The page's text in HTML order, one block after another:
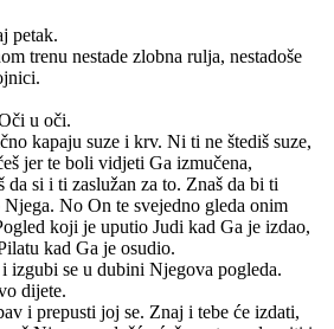
petak.
trenu nestade zlobna rulja, nestadoše
u oči.
kapaju suze i krv. Ni ti ne štediš suze,
jer te boli vidjeti Ga izmučena,
da si i ti zaslužan za to. Znaš da bi ti
No On te svejedno gleda onim
koji je uputio Judi kad Ga je izdao,
kad Ga je osudio.
izgubi se u dubini Njegova pogleda.
dijete.
i prepusti joj se. Znaj i tebe će izdati,